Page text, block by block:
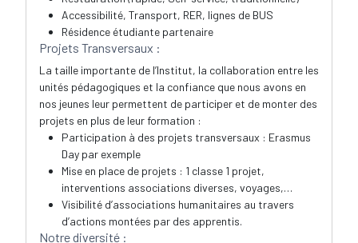
Accessibilité, Transport, RER, lignes de BUS
Résidence étudiante partenaire
Projets Transversaux :
La taille importante de l’Institut, la collaboration entre les
unités pédagogiques et la confiance que nous avons en
nos jeunes leur permettent de participer et de monter des
projets en plus de leur formation :
Participation à des projets transversaux : Erasmus
Day par exemple
Mise en place de projets : 1 classe 1 projet,
interventions associations diverses, voyages,…
Visibilité d’associations humanitaires au travers
d’actions montées par des apprentis.
Notre diversité :